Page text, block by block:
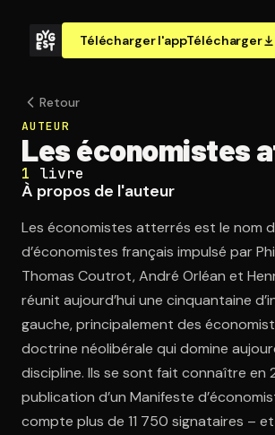
Télécharger l'appTélécharger
Retour
AUTEUR
Les économistes
1 livre
À propos de l'auteur
Les économistes atterrés est le nom
d’économistes français impulsé par
Thomas Coutrot, André Orléan et
réunit aujourd’hui une cinquantaine
gauche, principalement des
doctrine néolibérale qui domine
discipline. Ils se sont fait connaître en
publication d’un Manifeste
compte plus de 11 750 signataires –